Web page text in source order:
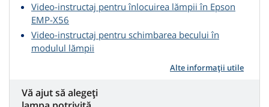
Video-instructaj pentru înlocuirea lămpii în Epson
EMP-X56
Video-instructaj pentru schimbarea becului în
modulul lămpii
Alte informații utile
Vă ajut să alegeți